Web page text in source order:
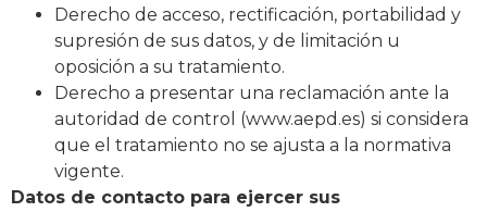
Derecho de acceso, rectificación, portabilidad y
supresión de sus datos, y de limitación u
oposición a su tratamiento.
Derecho a presentar una reclamación ante la
autoridad de control (www.aepd.es) si considera
que el tratamiento no se ajusta a la normativa
vigente.
Datos de contacto para ejercer sus